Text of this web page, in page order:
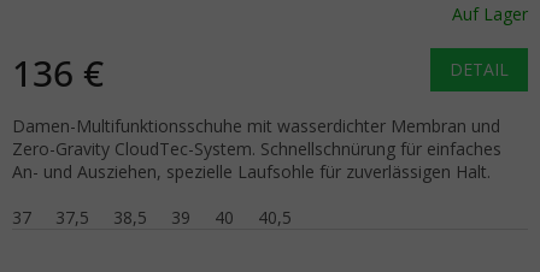
Auf Lager
136 € DETAIL
Damen-Multifunktionsschuhe mit wasserdichter Membran und
Zero-Gravity CloudTec-System. Schnellschnürung für einfaches
An- und Ausziehen, spezielle Laufsohle für zuverlässigen Halt.
37
37,5 38,5 39 40 40,5